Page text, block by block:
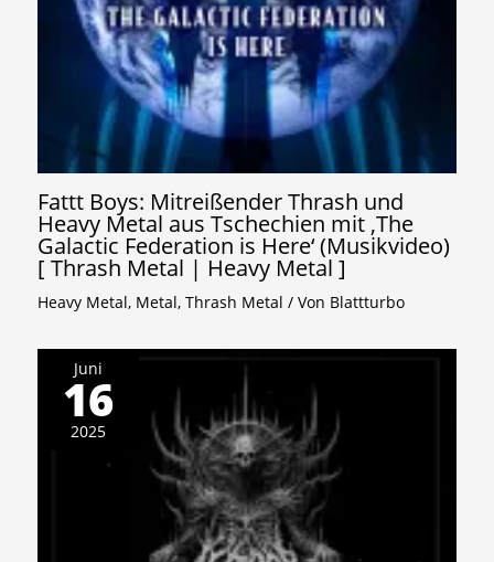
Fattt Boys: Mitreißender Thrash und
Heavy Metal aus Tschechien mit ‚The
Galactic Federation is Here‘ (Musikvideo)
[ Thrash Metal | Heavy Metal ]
Heavy Metal, Metal,Thrash Metal / Von Blattturbo
Juni
16
2025